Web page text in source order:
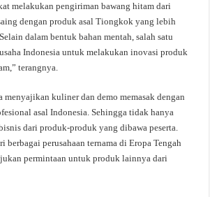
melakukan pengiriman bawang hitam dari
dengan produk asal Tiongkok yang lebih
dalam bentuk bahan mentah, salah satu
Indonesia untuk melakukan inovasi produk
terangnya.
kuliner dan demo memasak dengan
asal Indonesia. Sehingga tidak hanya
dari produk-produk yang dibawa peserta.
berbagai perusahaan ternama di Eropa Tengah
permintaan untuk produk lainnya dari